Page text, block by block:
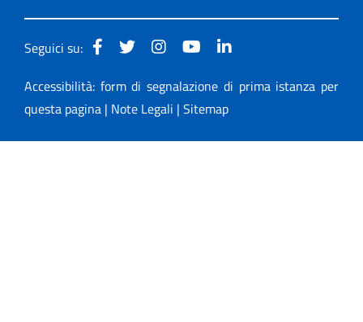
Seguici su:
Accessibilità: form di segnalazione di prima istanza per
questa pagina | Note Legali | Sitemap